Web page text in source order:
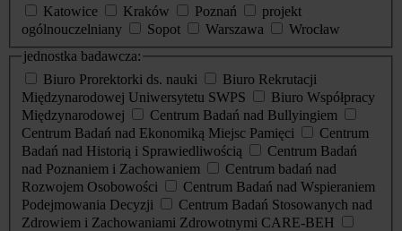
Katowice
Kraków Poznań
projekt
ogólnouczelniany
Sopot Warszawa
Wrocław
jednostka badawcza:
Biuro Prorektorki ds. nauki
Biuro Rekrutacji
Międzynarodowej Uniwersytetu SWPS
Biuro Współpracy
Międzynarodowej
Centrum Badań nad Bullyingiem
Centrum Badań nad Ekonomiką Miejsc Pamięci
Centrum
Badań nad Historią i Sprawiedliwością
Centrum Badań
nad Poznaniem i Zachowaniem
Centrum badań nad
Rozwojem Osobowości
Centrum Badań nad Wspieraniem
Podejmowania Decyzji
Centrum Badań Stosowanych nad
Zdrowiem i Zachowaniami Zdrowotnymi CARE-BEH